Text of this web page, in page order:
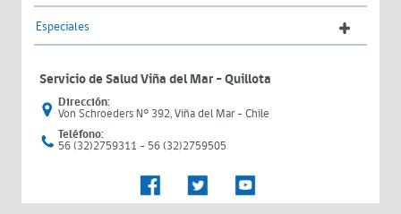
Especiales
Servicio de Salud Viña del Mar – Quillota
Dirección:
Von Schroeders N° 392, Viña del Mar - Chile
Teléfono:
56 (32)2759311 - 56 (32)2759505